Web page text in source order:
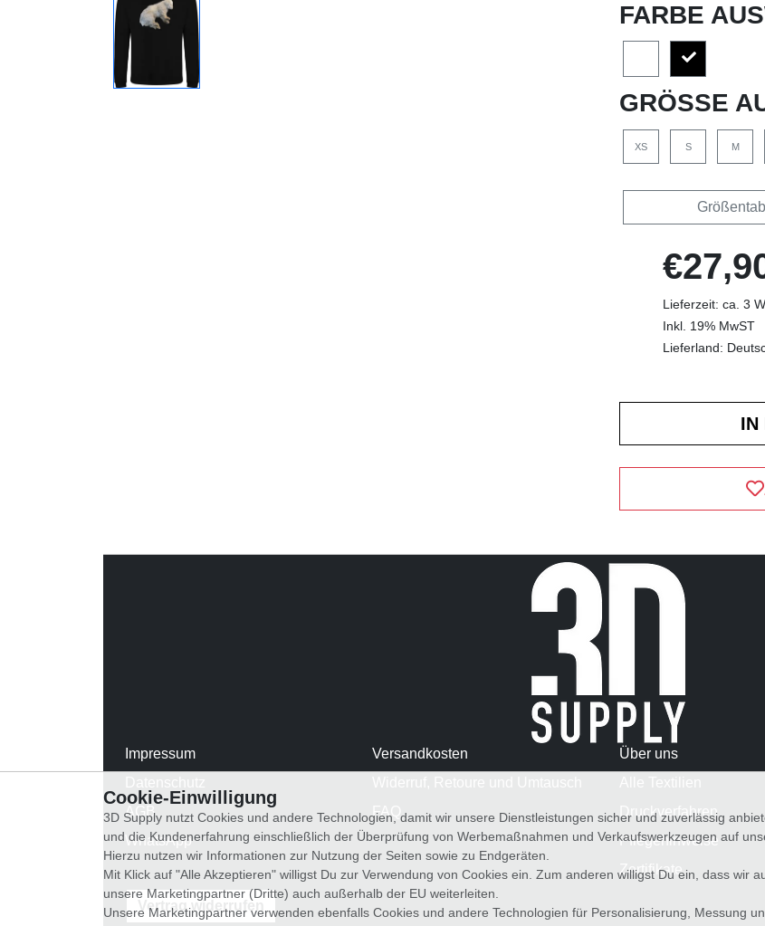
FARBE
GRÖSSE
XS S M
Lieferzeit: ca. 3
Inkl. 19% MwST
Lieferland:
Impressum
AGB
WhatsApp
Versandkosten
FAQ
Über uns
Druckverfahren
Pflegehinweise
Zertifikate
Vertrag widerrufen
Cookie-Einwilligung
3D Supply nutzt Cookies und andere Technologien, damit wir unsere Dienstleistungen sicher und zuverlässig
und die Kundenerfahrung einschließlich der Überprüfung von Werbemaßnahmen und Verkaufswerkzeugen auf
Hierzu nutzen wir Informationen zur Nutzung der Seiten sowie zu Endgeräten.
Mit Klick auf "Alle Akzeptieren" willigst Du zur Verwendung von Cookies ein. Zum anderen willigst Du ein, dass wir
unsere Marketingpartner (Dritte) auch außerhalb der EU weiterleiten.
Unsere Marketingpartner verwenden ebenfalls Cookies und andere Technologien für Personalisierung, Messung